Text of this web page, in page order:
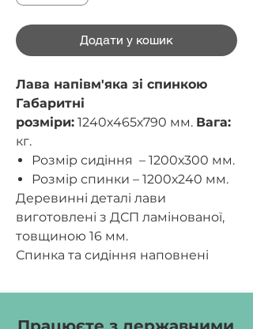
Додати у кошик
Лава напівм'яка зі спинкою
Габаритні
розміри: 1240х465х790 мм. Вага:
кг.
Розмір сидіння – 1200х300 мм.
Розмір спинки – 1200х240 мм.
Деревинні деталі лави
виготовлені з ДСП ламінованої,
товщиною 16 мм.
Спинка та сидіння наповнені
обтягнуті якісним